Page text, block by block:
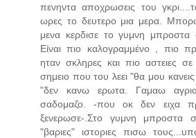
πενηντα αποχρωσεις του
ωρες το δευτερο μια μερα.
μενα κερδισε το γυμνη
Είναι πιο καλογραμμένο , πιο
ηταν σκληρες και πιο αστειες
σημειο που του λεει "θα μου
"δεν κανω ερωτα. Γαμαω
σαδομαζο. -που οκ δεν ειχα
ξενερωσε-.Στο γυμνη μπροστα
"βαριες" ιστοριες πισω